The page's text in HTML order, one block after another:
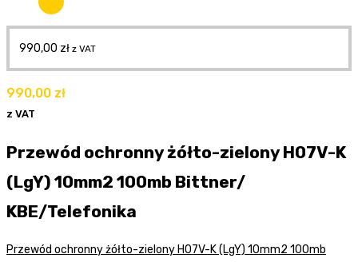
990,00 zł z VAT
990,00 zł
z VAT
Przewód ochronny żółto-zielony H07V-K
(LgY) 10mm2 100mb Bittner/
KBE/Telefonika
Przewód ochronny żółto-zielony H07V-K (LgY) 10mm2 100mb